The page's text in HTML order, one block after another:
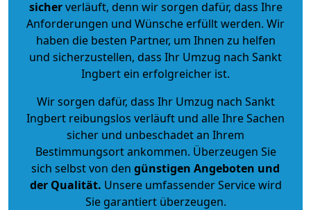
sicherverläuft, denn wir sorgen dafür, dass Ihre
Anforderungen und Wünsche erfüllt werden. Wir
haben die besten Partner, um Ihnen zu helfen
und sicherzustellen, dass Ihr Umzug nach Sankt
Ingbert ein erfolgreicher ist.
Wir sorgen dafür, dass Ihr Umzug nach Sankt
Ingbert reibungslos verläuft und alle Ihre Sachen
sicher und unbeschadet an Ihrem
Bestimmungsort ankommen. Überzeugen Sie
sich selbst von den günstigen Angeboten und
der Qualität. Unsere umfassender Service wird
Sie garantiert überzeugen.